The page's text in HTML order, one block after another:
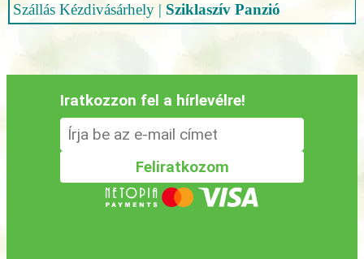
Szállás Kézdivásárhely | Sziklaszív Panzió
Iratkozzon fel a hírlevélre!